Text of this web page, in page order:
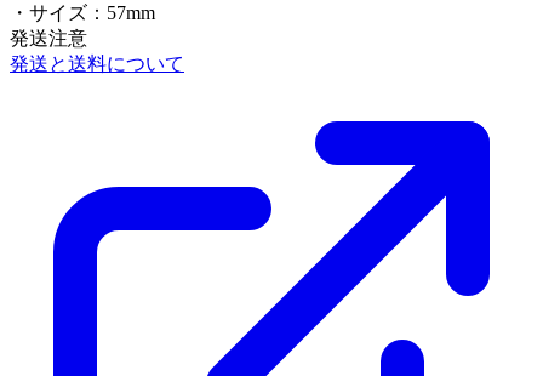
・サイズ：57mm
発送注意
発送と送料について